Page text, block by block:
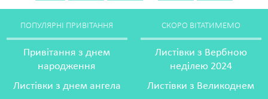
ПОПУЛЯРНІ ПРИВІТАННЯ
Привітання з днем
народження
Листівки з днем ангела
СКОРО ВІТАТИМЕМО
Листівки з Вербною
неділею 2024
Листівки з Великоднем